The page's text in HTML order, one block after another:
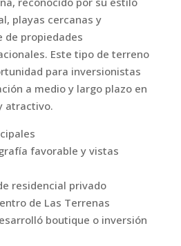
playas cercanas y
de propiedades
Este tipo de terreno
para inversionistas
a medio y largo plazo en
atractivo.
favorable y vistas
residencial privado
de Las Terrenas
boutique o inversión